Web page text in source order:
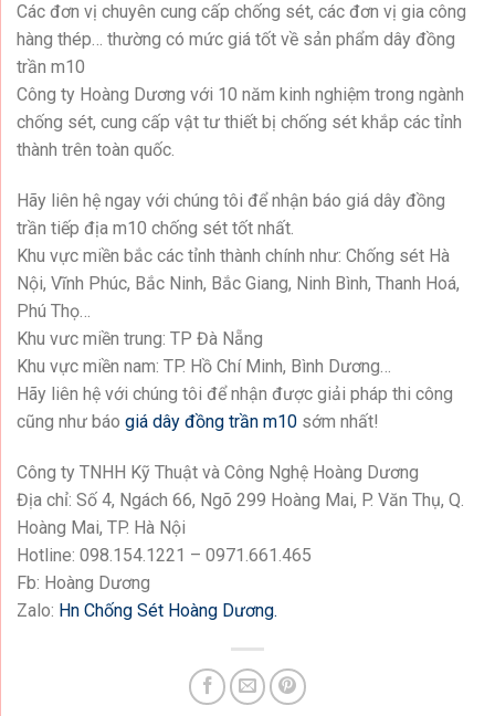
Các đơn vị chuyên cung cấp chống sét, các đơn vị gia công
hàng thép… thường có mức giá tốt về sản phẩm dây đồng
trần m10
Công ty Hoàng Dương với 10 năm kinh nghiệm trong ngành
chống sét, cung cấp vật tư thiết bị chống sét khắp các tỉnh
thành trên toàn quốc.
Hãy liên hệ ngay với chúng tôi để nhận báo giá dây đồng
trần tiếp địa m10 chống sét tốt nhất.
Khu vực miền bắc các tỉnh thành chính như: Chống sét Hà
Nội, Vĩnh Phúc, Bắc Ninh, Bắc Giang, Ninh Bình, Thanh Hoá,
Phú Thọ…
Khu vưc miền trung: TP Đà Nẵng
Khu vực miền nam: TP. Hồ Chí Minh, Bình Dương…
Hãy liên hệ với chúng tôi để nhận được giải pháp thi công
cũng như báo giá dây đồng trần m10 sớm nhất!
Công ty TNHH Kỹ Thuật và Công Nghệ Hoàng Dương
Địa chỉ: Số 4, Ngách 66, Ngõ 299 Hoàng Mai, P. Văn Thụ, Q.
Hoàng Mai, TP. Hà Nội
Hotline: 098.154.1221 – 0971.661.465
Fb: Hoàng Dương
Zalo: Hn Chống Sét Hoàng Dương.